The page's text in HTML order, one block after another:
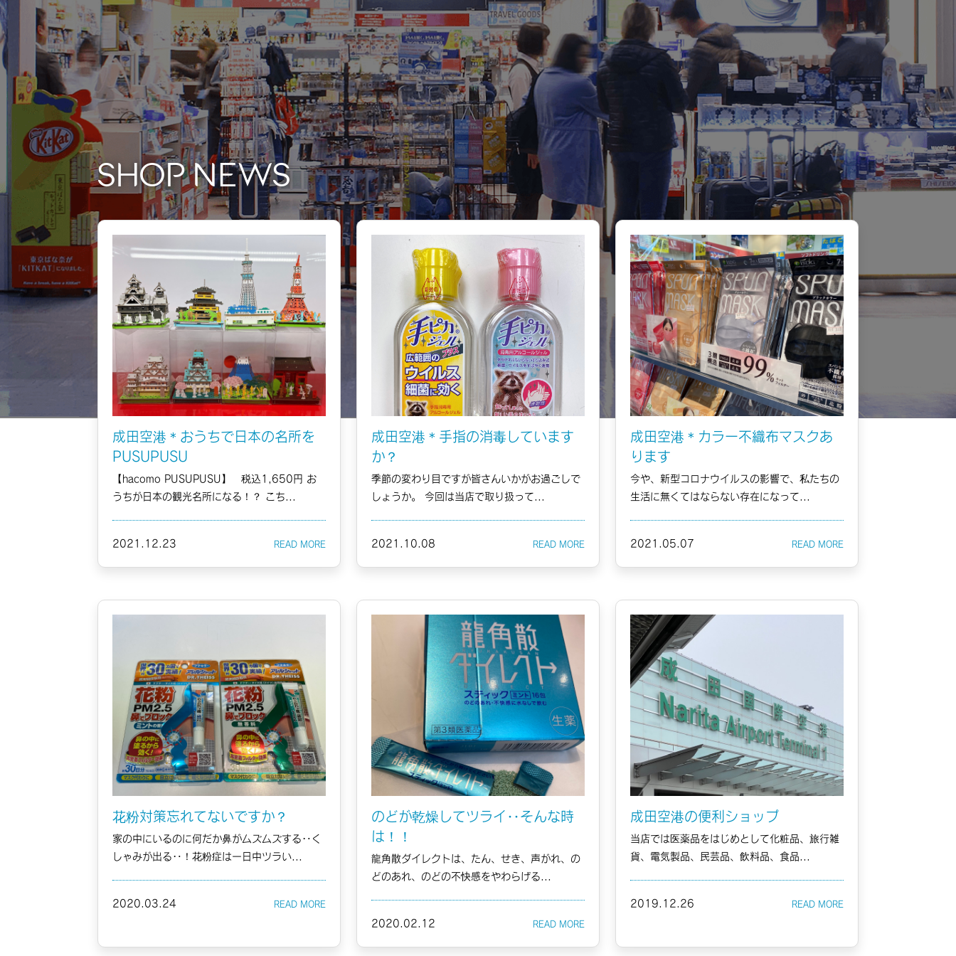
SHOP NEWS
成田空港＊おうちで日本の名所を
PUSUPUSU
【hacomo PUSUPUSU】 税込1,650円 お
うちが日本の観光名所になる！？ こち...
2021.12.23
成田空港＊手指の消毒しています
か？
季節の変わり目ですが皆さんいかがお過ごしで
しょうか。 今回は当店で取り扱って...
2021.10.08
成田空港＊カラー不織布マスクあ
ります
今や、新型コロナウイルスの影響で、私たちの
生活に無くてはならない存在になって...
2021.05.07
花粉対策忘れてないですか？
家の中にいるのに何だか鼻がムズムズする‥く
しゃみが出る‥！花粉症は一日中ツラい...
2020.03.24
のどが乾燥してツライ‥そんな時
は！！
龍角散ダイレクトは、たん、せき、声がれ、の
どのあれ、のどの不快感をやわらげる...
2020.02.12
成田空港の便利ショップ
当店では医薬品をはじめとして化粧品、旅行雑
貨、電気製品、民芸品、飲料品、食品...
2019.12.26